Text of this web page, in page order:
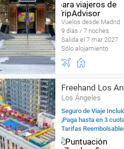
Vuelos desde Madrid
9 días / 7 noches
Salida el 7 mar 2027
Sólo alojamiento
Freehand Los
Los Ángeles
Seguro de Viaje
¡Paga hasta en 3
Tarifas